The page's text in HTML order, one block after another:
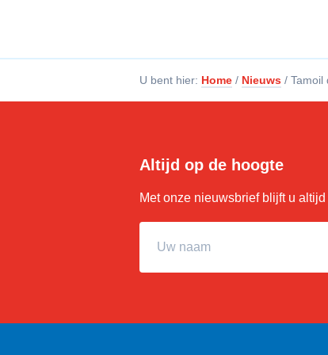
U bent hier: Home / Nieuws / Tamoil
Altijd op de hoogte
Met onze nieuwsbrief blijft u